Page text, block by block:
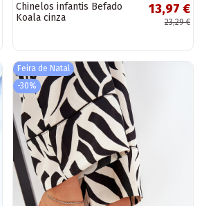
Chinelos infantis Befado
Koala cinza
13,97 €
23,29 €
Feira de Natal
-30%